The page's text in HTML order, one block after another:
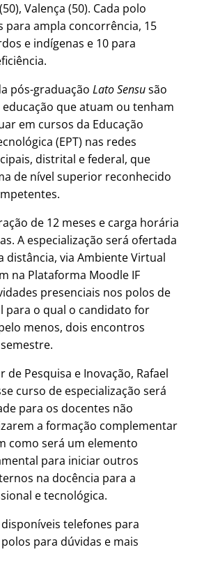
Valença (50). Cada polo
para ampla concorrência, 15
e indígenas e 10 para
pós-graduação Lato Sensusão
que atuam ou tenham
em cursos da Educação
(EPT) nas redes
distrital e federal, que
de nível superior reconhecido
de 12 meses e carga horária
A especialização será ofertada
distância, via Ambiente Virtual
na Plataforma Moodle IF
presenciais nos polos de
para o qual o candidato for
menos, dois encontros
Pesquisa e Inovação, Rafael
curso de especialização será
para os docentes não
a formação complementar
como será um elemento
para iniciar outros
na docência para a
e tecnológica.
telefones para
para dúvidas e mais